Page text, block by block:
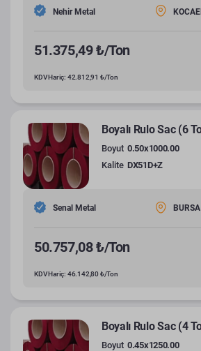
Nehir Metal
51.375,49 ₺/Ton
KDV Hariç: 42.812,91 ₺/Ton
Boyalı Rulo Sac (6
Boyut 0.50x1000.00
Kalite DX51D+Z
Senal Metal
50.757,08 ₺/Ton
KDV Hariç: 46.142,80 ₺/Ton
Boyalı Rulo Sac (4
Boyut 0.45x1250.00